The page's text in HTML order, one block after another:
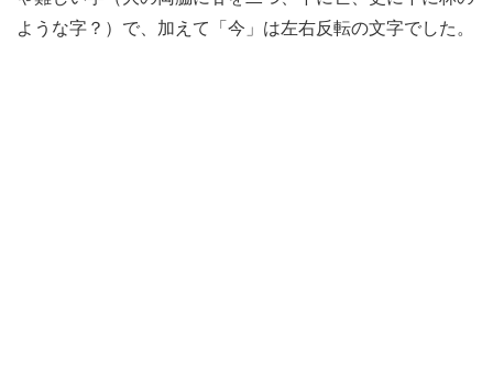
ような字？）で、加えて「今」は左右反転の文字でした。